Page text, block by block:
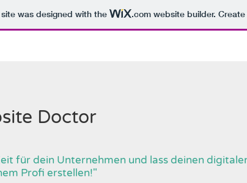
site was designed with the .comwebsite builder.
Doctor
für dein Unternehmen und lass deinen
Profi erstellen!"